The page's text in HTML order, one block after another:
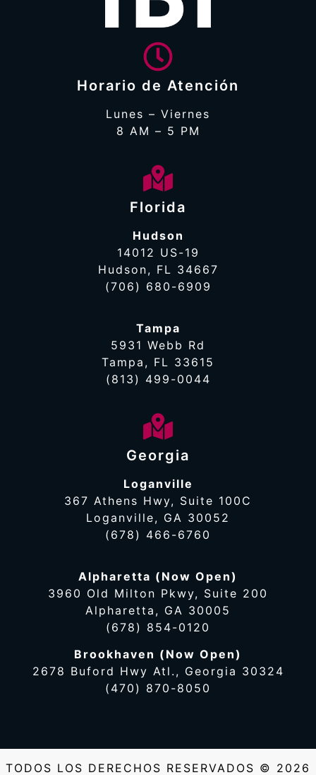
Horario de Atención
Lunes – Viernes
8 AM – 5 PM
Georgia
Loganville
367 Athens Hwy, Suite 100C
Loganville, GA 30052
(678) 466-6760
Florida
Hudson
14012 US-19
Hudson, FL 34667
(706) 680-6909
Alpharetta (Now Open)
3960 Old Milton Pkwy, Suite 200
Alpharetta, GA 30005
(678) 854-0120
Brookhaven (Now Open)
2678 Buford Hwy Atl., Georgia 30324
(470) 870-8050
Tampa
5931 Webb Rd
Tampa, FL 33615
(813) 499-0044
TODOS LOS DERECHOS RESERVADOS © 2026